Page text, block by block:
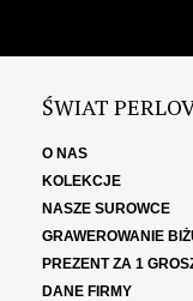
ŚWIAT
O NAS
KOLEKCJE
NASZE SUROWCE
GRAWEROWANIE
PREZENT ZA 1
DANE FIRMY